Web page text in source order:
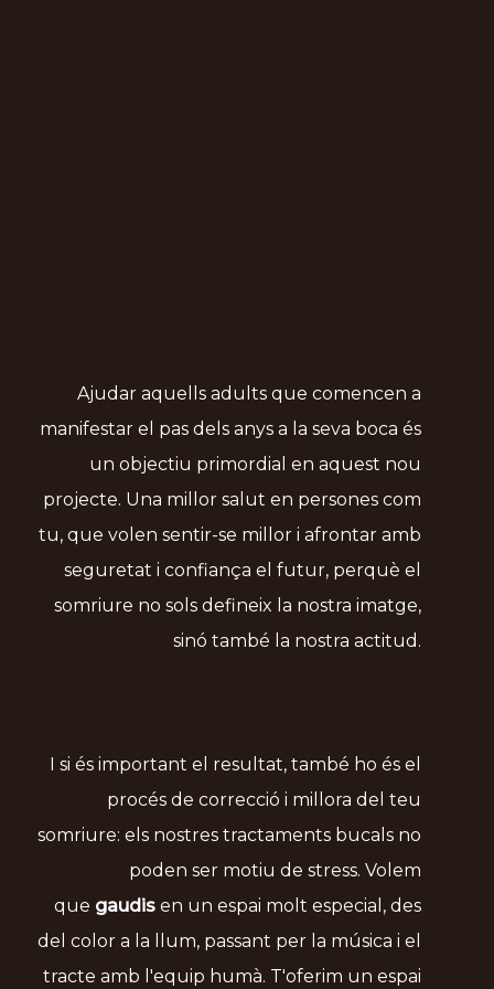
Ajudar aquells adults que comencen a
manifestar el pas dels anys a la seva boca és
un objectiu primordial en aquest nou
projecte. Una millor salut en persones com
tu, que volen sentir-se millor i afrontar amb
seguretat i confiança el futur, perquè el
somriure no sols defineix la nostra imatge,
sinó també la nostra actitud.
I si és important el resultat, també ho és el
procés de correcció i millora del teu
somriure: els nostres tractaments bucals no
poden ser motiu de stress. Volem
que gaudisen un espai molt especial, des
del color a la llum, passant per la música i el
tracte amb l'equip humà. T'oferim un espai